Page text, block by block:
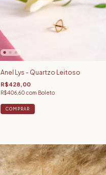
Anel Lys - Quartzo Leitoso
R$428,00
R$406,60 com Boleto
COMPRAR